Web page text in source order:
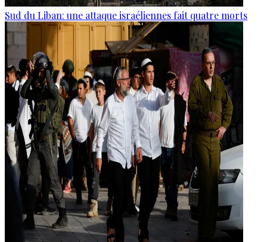
Sud du Liban: une attaque israéliennes fait quatre morts